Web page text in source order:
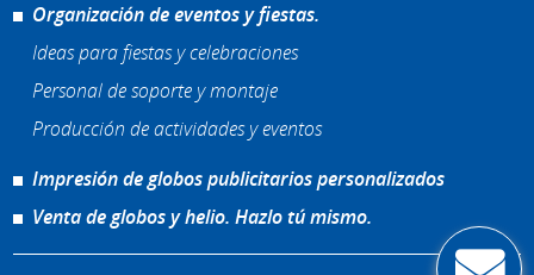
Organización de eventos y fiestas.
Ideas para fiestas y celebraciones
Personal de soporte y montaje
Producción de actividades y eventos
Impresión de globos publicitarios personalizados
Venta de globos y helio. Hazlo tú mismo.